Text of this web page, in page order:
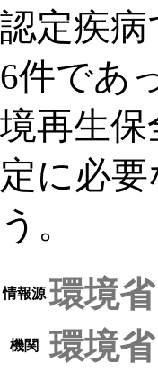
認定疾
6件であ
境再生
定に必
う。
情報源 環境
機関 環境省